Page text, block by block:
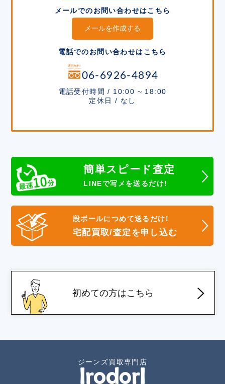
メールでのお問い合わせはこちら
メールを作成する
電話でのお問い合わせはこちら
06-6926-4894
電話受付時間 / 10:00 ~ 18:00
定休日 / なし
簡単スピード査定
LINEで写メを送るだけ!
段ボールにつめて送るだけ!
宅配買取/査定を申し込む
初めての方はこちら
ジーンズ買取専門店
IrodorI